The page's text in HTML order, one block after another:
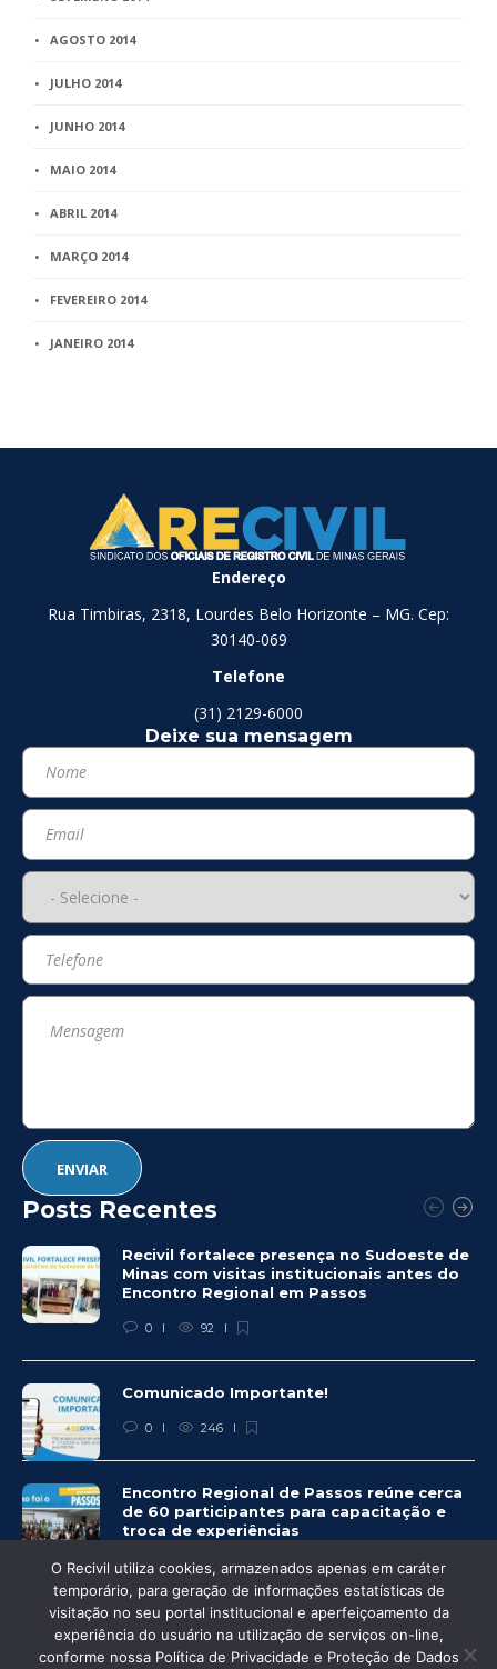
AGOSTO 2014
JULHO 2014
JUNHO 2014
MAIO 2014
ABRIL 2014
MARÇO 2014
FEVEREIRO 2014
JANEIRO 2014
Endereço
Rua Timbiras, 2318, Lourdes Belo Horizonte – MG. Cep:
30140-069
Telefone
(31) 2129-6000
Deixe sua mensagem
Posts Recentes
Recivil fortalece presença no Sudoeste de
Minas com visitas institucionais antes do
Encontro Regional em Passos
0 92
Comunicado Importante!
0 246
Encontro Regional de Passos reúne cerca
de 60 participantes para capacitação e
troca de experiências
0 249
O Recivil utiliza cookies, armazenados apenas em caráter
temporário, para geração de informações estatísticas de
visitação no seu portal institucional e aperfeiçoamento da
experiência do usuário na utilização de serviços on-line,
conforme nossa Política de Privacidade e Proteção de Dados